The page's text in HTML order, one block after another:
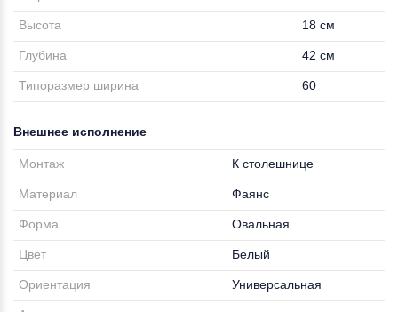
Высота 18 см
Глубина 42 см
Типоразмер ширина 60
Внешнее исполнение
Монтаж К столешнице
Материал Фаянс
Форма Овальная
Цвет Белый
Ориентация Универсальная